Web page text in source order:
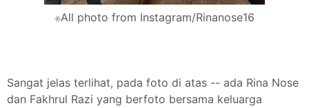
©All photo from Instagram/Rinanose16
Sangat jelas terlihat, pada foto di atas -- ada Rina Nose
dan Fakhrul Razi yang berfoto bersama keluarga